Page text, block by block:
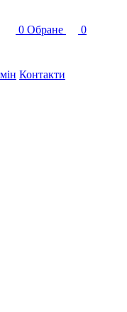
0 Обране
0
Контакти